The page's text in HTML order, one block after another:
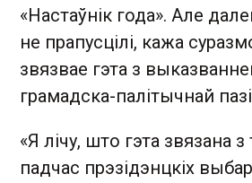
«Настаўнік года». Але
не прапусцілі, кажа
звязвае гэта з
грамадска-палітычнай
«Я лічу, што гэта звязана
падчас прэзідэнцкіх